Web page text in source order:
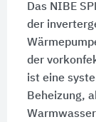
Das NIBE
der
der
ist eine
Beheizung,